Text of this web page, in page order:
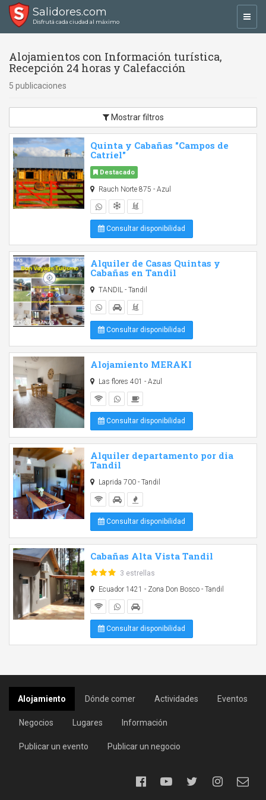
Salidores.com
Disfrutá cada ciudad al máximo
Alojamientos con Información turística,
Recepción 24 horas y Calefacción
5 publicaciones
Mostrar filtros
Quinta y Cabañas "Campos de
Catriel"
Destacado
Rauch Norte 875 - Azul
Consultar disponibilidad
Alquiler de Casas Quintas y
Cabañas en Tandil
TANDIL - Tandil
Consultar disponibilidad
Alojamiento MERAKI
Las flores 401 - Azul
Consultar disponibilidad
Alquiler departamento por dia
Tandil
Laprida 700 - Tandil
Consultar disponibilidad
Cabañas Alta Vista Tandil
3 estrellas
Ecuador 1421 - Zona Don Bosco - Tandil
Consultar disponibilidad
Alojamiento Dónde comer Actividades Eventos
Negocios Lugares Información
Publicar un evento Publicar un negocio